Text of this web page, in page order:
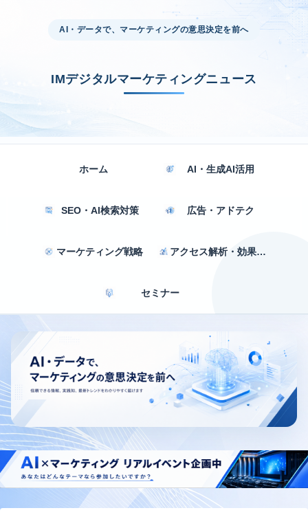
AI・データで、マーケティングの意思決定を前へ
IMデジタルマーケティングニュース
ホーム AI・生成AI活用
SEO・AI検索対策 広告・アドテク
マーケティング戦略 アクセス解析・効果測定
セミナー